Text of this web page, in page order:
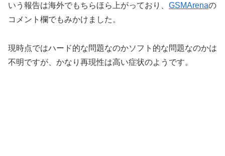
いう報告は海外でもちらほら上がっており、 GSMArenaの
コメント欄でもみかけました。
現時点ではハード的な問題なのかソフト的な問題なのかは
不明ですが、かなり再現性は高い症状のようです。